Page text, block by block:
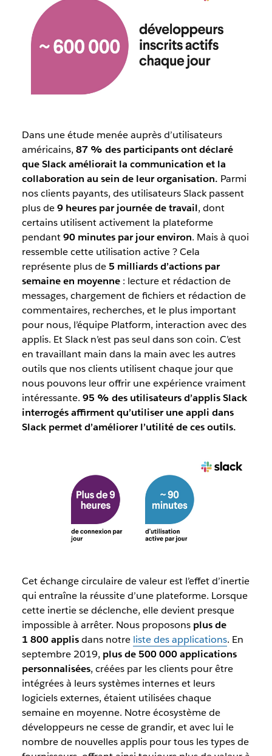
Dans une étude menée auprès d’utilisateurs
américains, 87 % des participants ont déclaré
que Slack améliorait la communication et la
collaboration au sein de leur organisation. Parmi
nos clients payants, des utilisateurs Slack passent
plus de9 heures par journée de travail, dont
certains utilisent activement la plateforme
pendant90 minutes par jour environ. Mais à quoi
ressemble cette utilisation active ? Cela
représente plus de5 milliards d’actions par
semaine en moyenne: lecture et rédaction de
messages, chargement de fichiers et rédaction de
commentaires, recherches, et le plus important
pour nous, l’équipe Platform, interaction avec des
applis. Et Slack n’est pas seul dans son coin. C’est
en travaillant main dans la main avec les autres
outils que nos clients utilisent chaque jour que
nous pouvons leur offrir une expérience vraiment
intéressante. 95 % des utilisateurs d’applis Slack
interrogés affirment qu’utiliser une appli dans
Slack permet d’améliorer l’utilité de ces outils.
Cet échange circulaire de valeur est l’effet d’inertie
qui entraîne la réussite d’une plateforme. Lorsque
cette inertie se déclenche, elle devient presque
impossible à arrêter. Nous proposons plus de
1 800 applisdans notre liste des applications. En
septembre 2019, plus de 500 000 applications
personnalisées, créées par les clients pour être
intégrées à leurs systèmes internes et leurs
logiciels externes, étaient utilisées chaque
semaine en moyenne. Notre écosystème de
développeurs ne cesse de grandir, et avec lui le
nombre de nouvelles applis pour tous les types de